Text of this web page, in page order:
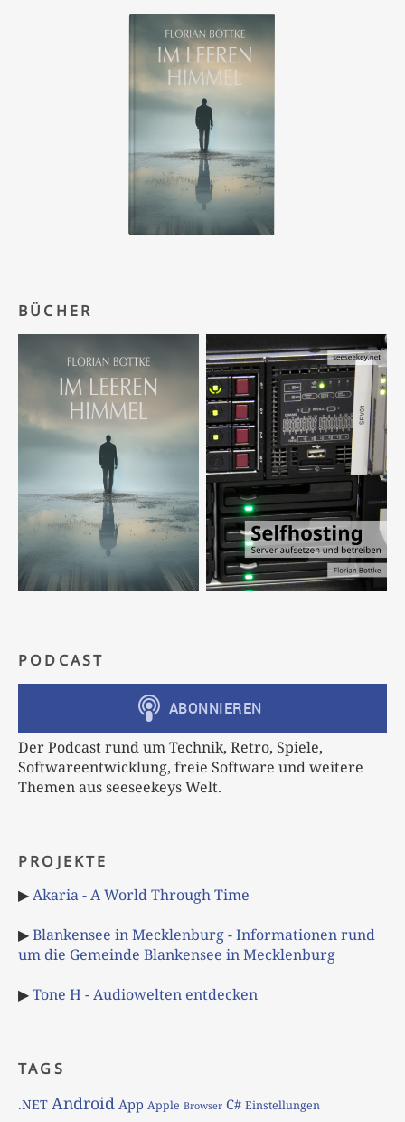
BÜCHER
PODCAST
Der Podcast rund um Technik, Retro, Spiele,
Softwareentwicklung, freie Software und weitere
Themen aus seeseekeys Welt.
PROJEKTE
▶Akaria - A World Through Time
▶Blankensee in Mecklenburg - Informationen rund
um die Gemeinde Blankensee in Mecklenburg
▶Tone H - Audiowelten entdecken
TAGS
.NET Android App Apple Browser C# Einstellungen